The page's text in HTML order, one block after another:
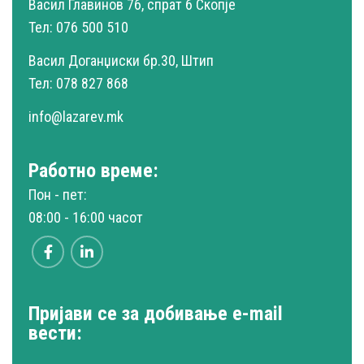
Васил Главинов 7б, спрат 6 Скопје
Тел: 076 500 510
Васил Доганџиски бр.30, Штип
Тел: 078 827 868
info@lazarev.mk
Работно време:
Пон - пет:
08:00 - 16:00 часот
Пријави се за добивање e-mail
вести: